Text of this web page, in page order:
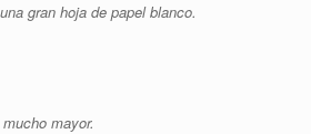
gran hoja de papel blanco.
mayor.